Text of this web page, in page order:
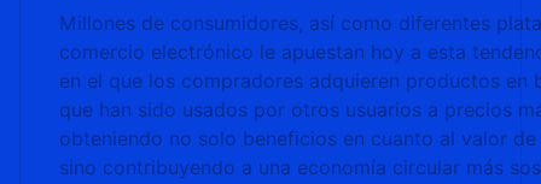
Millones de consumidores, así como diferentes
comercio electrónico le apuestan hoy a esta
en el que los compradores adquieren productos en
que han sido usados por otros usuarios a precios
obteniendo no solo beneficios en cuanto al valor
sino contribuyendo a una economía circular más